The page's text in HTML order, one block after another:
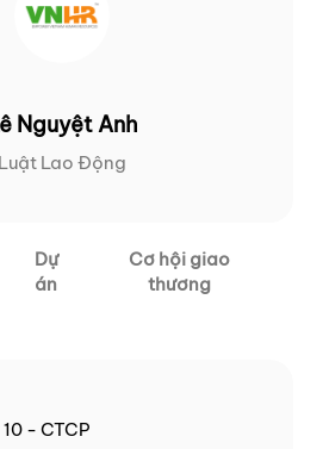
Nguyệt Anh
Luật Lao Động
Dự
án
Cơ hội giao
thương
- CTCP